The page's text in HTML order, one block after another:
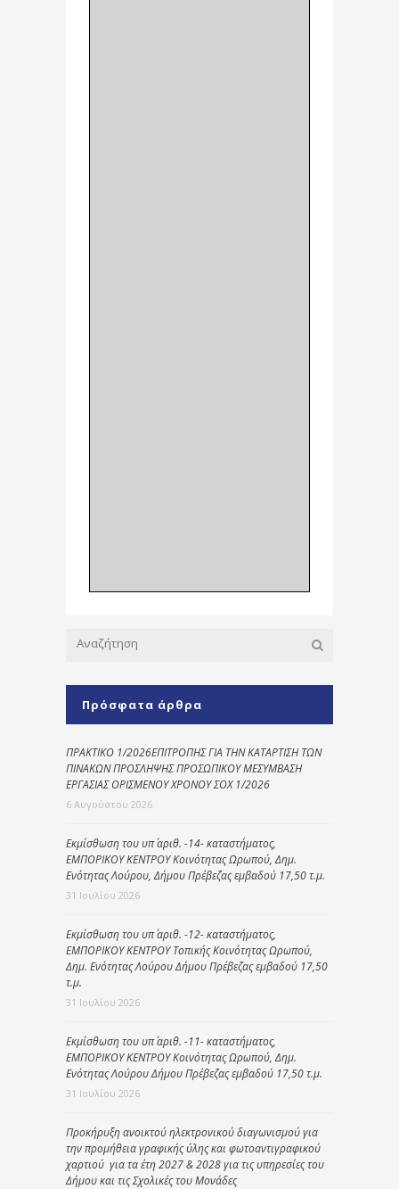
Πρόσφατα άρθρα
ΠΡΑΚΤΙΚΟ 1/2026ΕΠΙΤΡΟΠΗΣ ΓΙΑ ΤΗΝ ΚΑΤΑΡΤΙΣΗ ΤΩΝ
ΠΙΝΑΚΩΝ ΠΡΟΣΛΗΨΗΣ ΠΡΟΣΩΠΙΚΟΥ ΜΕΣΥΜΒΑΣΗ
ΕΡΓΑΣΙΑΣ ΟΡΙΣΜΕΝΟΥ ΧΡΟΝΟΥ ΣΟΧ 1/2026
6 Αυγούστου 2026
Εκμίσθωση του υπ΄ αριθ. -14- καταστήματος,
ΕΜΠΟΡΙΚΟΥ ΚΕΝΤΡΟΥ Κοινότητας Ωρωπού, Δημ.
Ενότητας Λούρου, Δήμου Πρέβεζας εμβαδού 17,50 τ.μ.
31 Ιουλίου 2026
Εκμίσθωση του υπ΄ αριθ. -12- καταστήματος,
ΕΜΠΟΡΙΚΟΥ ΚΕΝΤΡΟΥ Τοπικής Κοινότητας Ωρωπού,
Δημ. Ενότητας Λούρου Δήμου Πρέβεζας εμβαδού 17,50
τ.μ.
31 Ιουλίου 2026
Εκμίσθωση του υπ΄ αριθ. -11- καταστήματος,
ΕΜΠΟΡΙΚΟΥ ΚΕΝΤΡΟΥ Κοινότητας Ωρωπού, Δημ.
Ενότητας Λούρου Δήμου Πρέβεζας εμβαδού 17,50 τ.μ.
31 Ιουλίου 2026
Προκήρυξη ανοικτού ηλεκτρονικού διαγωνισμού για
την προμήθεια γραφικής ύλης και φωτοαντιγραφικού
χαρτιού για τα έτη 2027 & 2028 για τις υπηρεσίες του
Δήμου και τις Σχολικές του Μονάδες